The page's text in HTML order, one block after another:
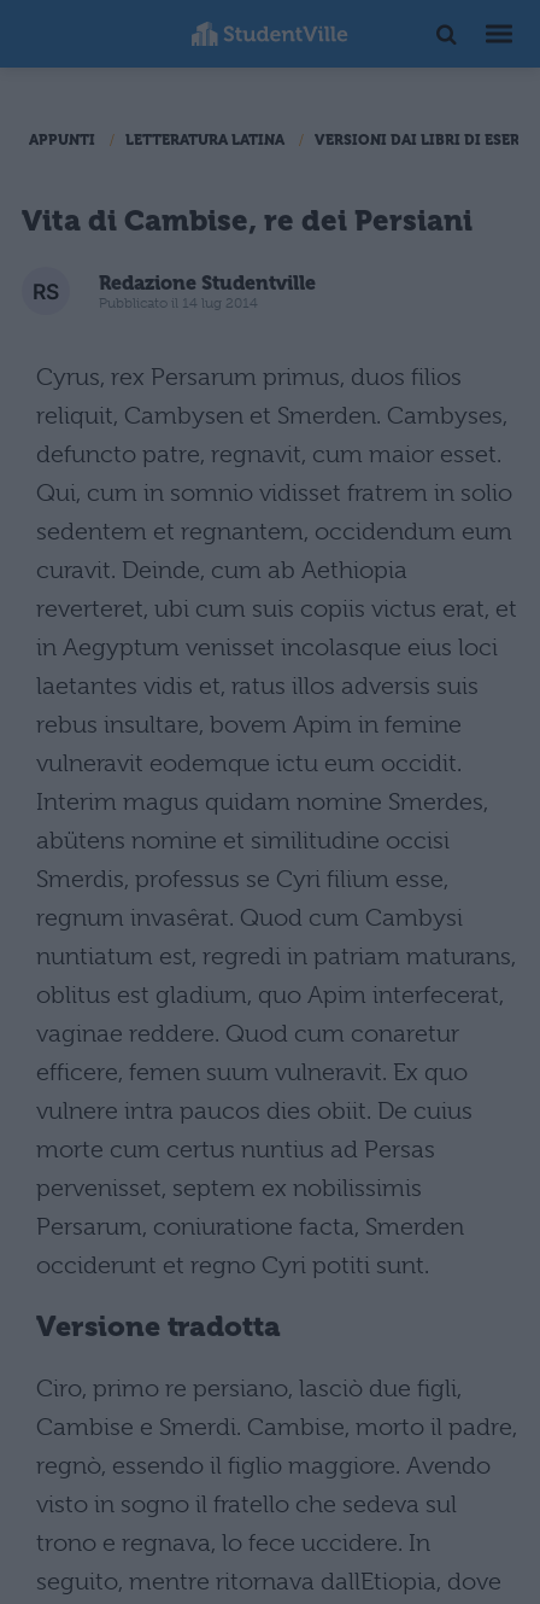
APPUNTI LETTERATURA LATINA VERSIONI DAI LIBRI DI
Vita di Cambise, re dei Persiani
Redazione Studentville
Pubblicato il 14 lug 2014
Cyrus, rex Persarum primus, duos filios
reliquit, Cambysen et Smerden. Cambyses,
defuncto patre, regnavit, cum maior esset.
Qui, cum in somnio vidisset fratrem in solio
sedentem et regnantem, occidendum eum
curavit. Deinde, cum ab Aethiopia
reverteret, ubi cum suis copiis victus erat, et
in Aegyptum venisset incolasque eius loci
laetantes vidis et, ratus illos adversis suis
rebus insultare, bovem Apim in femine
vulneravit eodemque ictu eum occidit.
Interim magus quidam nomine Smerdes,
abütens nomine et similitudine occisi
Smerdis, professus se Cyri filium esse,
regnum invasêrat. Quod cum Cambysi
nuntiatum est, regredi in patriam maturans,
oblitus est gladium, quo Apim interfecerat,
vaginae reddere. Quod cum conaretur
efficere, femen suum vulneravit. Ex quo
vulnere intra paucos dies obiit. De cuius
morte cum certus nuntius ad Persas
pervenisset, septem ex nobilissimis
Persarum, coniuratione facta, Smerden
occiderunt et regno Cyri potiti sunt.
Versione tradotta
Ciro, primo re persiano, lasciò due figli,
Cambise e Smerdi. Cambise, morto il padre,
regnò, essendo il figlio maggiore. Avendo
visto in sogno il fratello che sedeva sul
trono e regnava, lo fece uccidere. In
seguito, mentre ritornava dallEtiopia, dove